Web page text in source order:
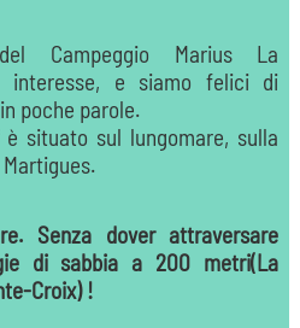
Campeggio Marius La
interesse, e siamo felici di
poche parole.
situato sul lungomare, sulla
Senza dover attraversare
di sabbia a 200 metri(La
Croix) !